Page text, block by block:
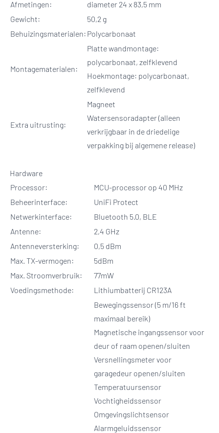
Afmetingen:
diameter 24 x 83,5 mm
Gewicht:
50,2 g
Behuizingsmaterialen: Polycarbonaat
Montagematerialen:
Platte wandmontage:
polycarbonaat, zelfklevend
Hoekmontage: polycarbonaat,
zelfklevend
Extra uitrusting:
Magneet
Watersensoradapter (alleen
verkrijgbaar in de driedelige
verpakking bij algemene release)
Hardware
Processor:
MCU-processor op 40 MHz
Beheerinterface:
UniFi Protect
Netwerkinterface:
Bluetooth 5.0, BLE
Antenne:
2,4 GHz
Antenneversterking:
0,5 dBm
Max. TX-vermogen:
5dBm
Max. Stroomverbruik:
77mW
Voedingsmethode:
Lithiumbatterij CR123A
Bewegingssensor (5 m/16 ft
maximaal bereik)
Magnetische ingangssensor voor
deur of raam openen/sluiten
Versnellingsmeter voor
garagedeur openen/sluiten
Temperatuursensor
Vochtigheidssensor
Omgevingslichtsensor
Alarmgeluidssensor